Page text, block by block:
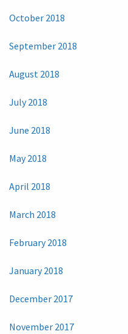
October 2018
September 2018
August 2018
July 2018
June 2018
May 2018
April 2018
March 2018
February 2018
January 2018
December 2017
November 2017